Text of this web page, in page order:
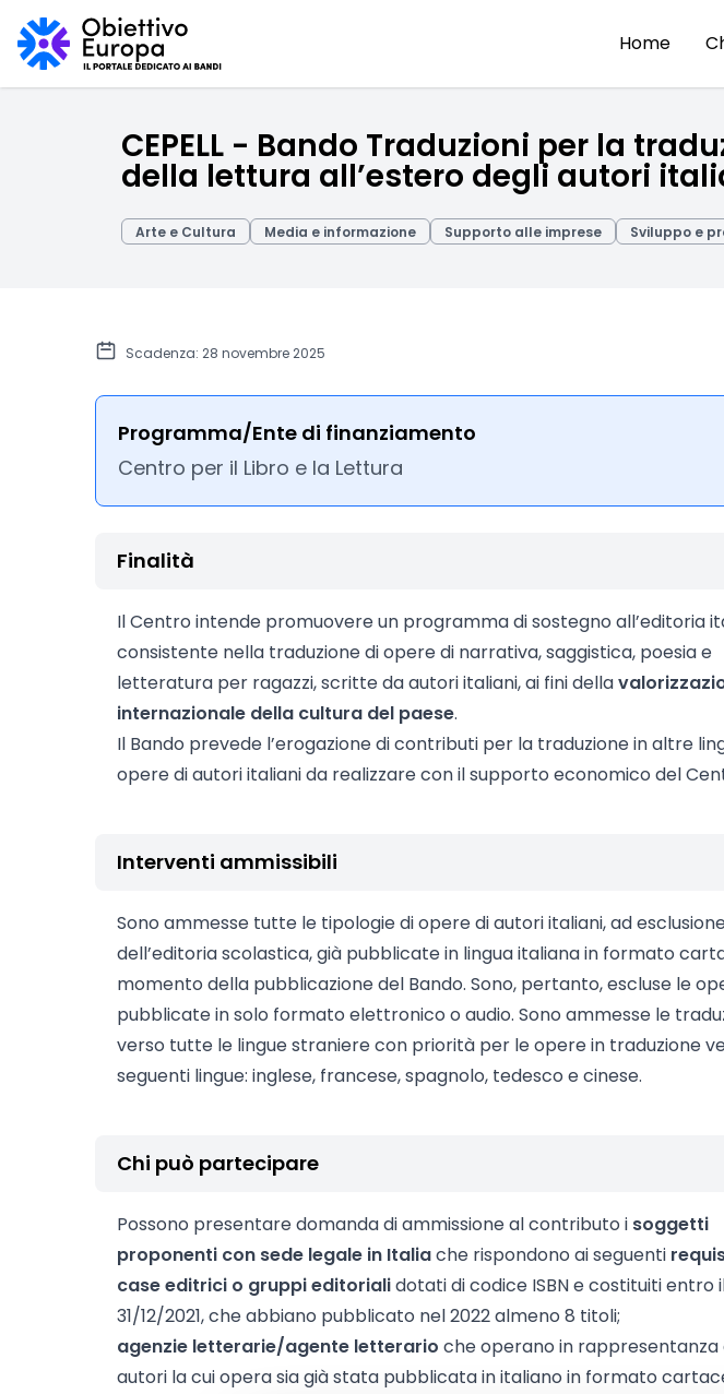
Home
CEPELL - Bando Traduzioni per la
della lettura all’estero degli autori
Arte e Cultura Media e informazione Supporto alle imprese Sviluppo e
Scadenza: 28 novembre 2025
Programma/Ente di finanziamento
Centro per il Libro e la Lettura
Finalità
Il Centro intende promuovere un programma di sostegno all’editoria
consistente nella traduzione di opere di narrativa, saggistica, poesia e
letteratura per ragazzi, scritte da autori italiani, ai fini della
internazionale della cultura del paese.
Il Bando prevede l’erogazione di contributi per la traduzione in altre
opere di autori italiani da realizzare con il supporto economico del
Interventi ammissibili
Sono ammesse tutte le tipologie di opere di autori italiani, ad
dell’editoria scolastica, già pubblicate in lingua italiana in formato
momento della pubblicazione del Bando. Sono, pertanto, escluse le
pubblicate in solo formato elettronico o audio. Sono ammesse le
verso tutte le lingue straniere con priorità per le opere in traduzione
seguenti lingue: inglese, francese, spagnolo, tedesco e cinese.
Chi può partecipare
Possono presentare domanda di ammissione al contributo i soggetti
proponenti con sede legale in Italiache rispondono ai seguenti
case editrici o gruppi editorialidotati di codice ISBN e costituiti entro
31/12/2021, che abbiano pubblicato nel 2022 almeno 8 titoli;
agenzie letterarie/agente letterario che operano in rappresentanza
autori la cui opera sia già stata pubblicata in italiano in formato